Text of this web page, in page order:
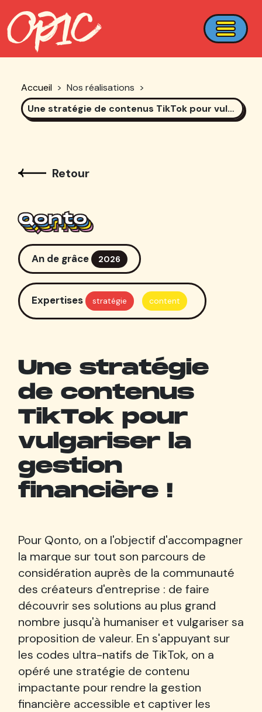
Accueil > Nos réalisations >
Une stratégie de contenus TikTok pour vulgariser la gestion financière !
Retour
Qonto
Qonto
Qonto
Qonto
An de grâce 2026
Expertises stratégie content
Une stratégie
de contenus
TikTok pour
vulgariser la
gestion
financière !
Pour Qonto, on a l'objectif d'accompagner
la marque sur tout son parcours de
considération auprès de la communauté
des créateurs d'entreprise : de faire
découvrir ses solutions au plus grand
nombre jusqu'à humaniser et vulgariser sa
proposition de valeur. En s'appuyant sur
les codes ultra-natifs de TikTok, on a
opéré une stratégie de contenu
impactante pour rendre la gestion
financière accessible et captiver les